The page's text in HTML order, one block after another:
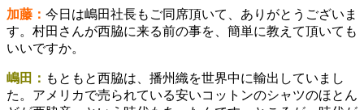
加藤： 今日は嶋田社長もご同席頂いて、ありがとうございま
す。村田さんが西脇に来る前の事を、簡単に教えて頂いても
いいですか。
嶋田： もともと西脇は、播州織を世界中に輸出していまし
た。アメリカで売られている安いコットンのシャツのほとん